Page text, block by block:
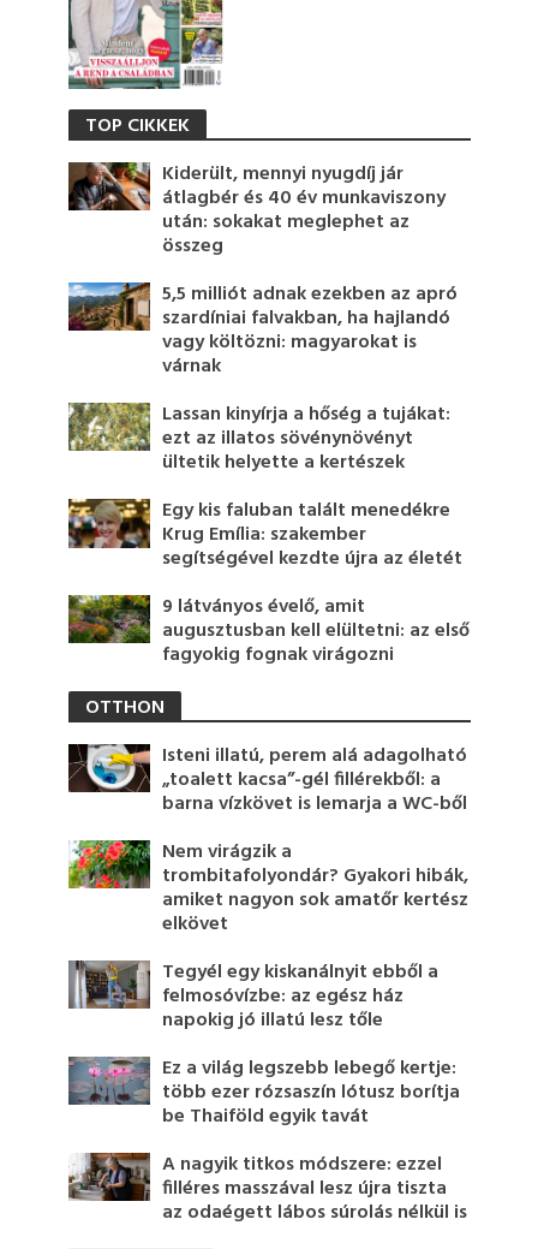
TOP CIKKEK
Kiderült, mennyi nyugdíj jár
átlagbér és 40 év munkaviszony
után: sokakat meglephet az
összeg
5,5 milliót adnak ezekben az apró
szardíniai falvakban, ha hajlandó
vagy költözni: magyarokat is
várnak
Lassan kinyírja a hőség a tujákat:
ezt az illatos sövénynövényt
ültetik helyette a kertészek
Egy kis faluban talált menedékre
Krug Emília: szakember
segítségével kezdte újra az életét
9 látványos évelő, amit
augusztusban kell elültetni: az első
fagyokig fognak virágozni
OTTHON
Isteni illatú, perem alá adagolható
„toalett kacsa”-gél fillérekből: a
barna vízkövet is lemarja a WC-ből
Nem virágzik a
trombitafolyondár? Gyakori hibák,
amiket nagyon sok amatőr kertész
elkövet
Tegyél egy kiskanálnyit ebből a
felmosóvízbe: az egész ház
napokig jó illatú lesz tőle
Ez a világ legszebb lebegő kertje:
több ezer rózsaszín lótusz borítja
be Thaiföld egyik tavát
A nagyik titkos módszere: ezzel
filléres masszával lesz újra tiszta
az odaégett lábos súrolás nélkül is